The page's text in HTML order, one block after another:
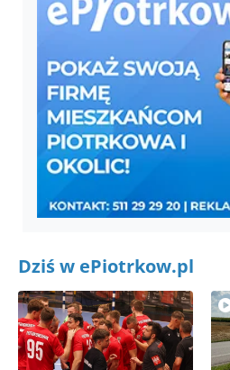
Dziś w ePiotrkow.pl